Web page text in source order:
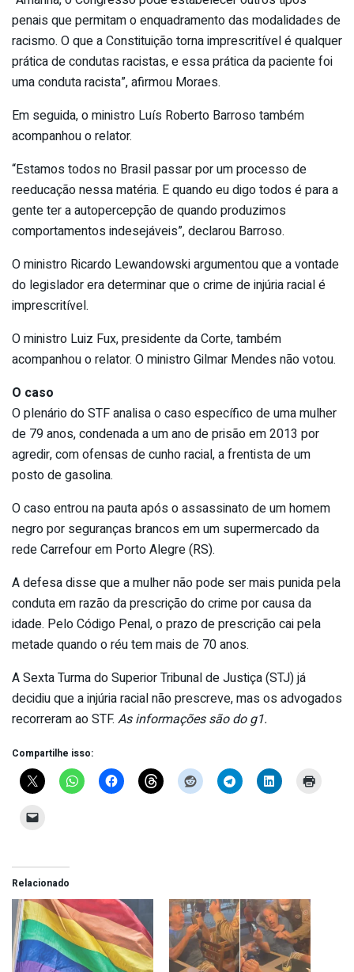
penais que permitam o enquadramento das modalidades de
racismo. O que a Constituição torna imprescritível é qualquer
prática de condutas racistas, e essa prática da paciente foi
uma conduta racista”, afirmou Moraes.
Em seguida, o ministro Luís Roberto Barroso também
acompanhou o relator.
“Estamos todos no Brasil passar por um processo de
reeducação nessa matéria. E quando eu digo todos é para a
gente ter a autopercepção de quando produzimos
comportamentos indesejáveis”, declarou Barroso.
O ministro Ricardo Lewandowski argumentou que a vontade
do legislador era determinar que o crime de injúria racial é
imprescritível.
O ministro Luiz Fux, presidente da Corte, também
acompanhou o relator. O ministro Gilmar Mendes não votou.
O caso
O plenário do STF analisa o caso específico de uma mulher
de 79 anos, condenada a um ano de prisão em 2013 por
agredir, com ofensas de cunho racial, a frentista de um
posto de gasolina.
O caso entrou na pauta após o assassinato de um homem
negro por seguranças brancos em um supermercado da
rede Carrefour em Porto Alegre (RS).
A defesa disse que a mulher não pode ser mais punida pela
conduta em razão da prescrição do crime por causa da
idade. Pelo Código Penal, o prazo de prescrição cai pela
metade quando o réu tem mais de 70 anos.
A Sexta Turma do Superior Tribunal de Justiça (STJ) já
decidiu que a injúria racial não prescreve, mas os advogados
recorreram ao STF. As informações são do g1.
Compartilhe isso:
Relacionado